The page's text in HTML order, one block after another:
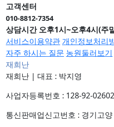
고객센터
010-8812-7354
상담시간 오후1시~오후4시(주
서비스이용약관 개인정보처리
자주 하시는 질문 농원둘러보기
재희난
재희난 | 대표 : 박지영
사업자등록번호 : 128-92-02602
통신판매업신고번호 : 경기고